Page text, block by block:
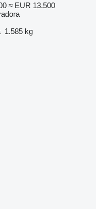
≈ EUR 13.500
1.585 kg